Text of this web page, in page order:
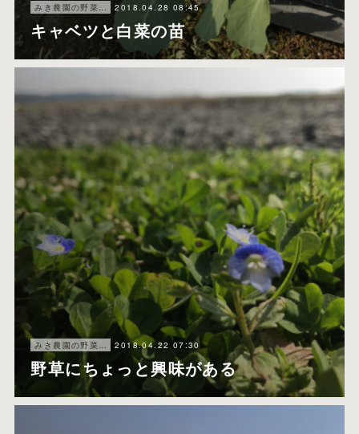
みき農園の野菜たち 2018.04.28 08:45
キャベツと白菜の苗
みき農園の野菜たち 2018.04.22 07:30
野草にちょっと興味がある